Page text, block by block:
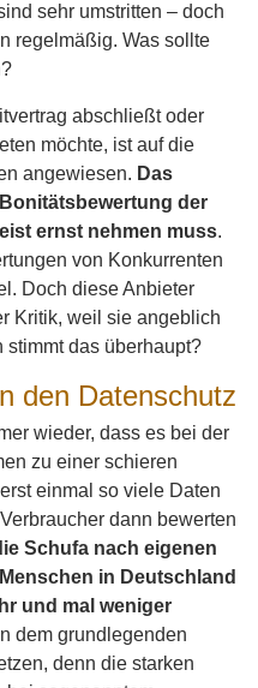
sehr umstritten – doch
regelmäßig. Was sollte
abschließt oder
möchte, ist auf die
angewiesen. Das
der
ernst nehmen muss.
von Konkurrenten
Doch diese Anbieter
Kritik, weil sie angeblich
stimmt das überhaupt?
den Datenschutz
wieder, dass es bei der
zu einer schieren
einmal so viele Daten
dann bewerten
Schufa nach eigenen
in Deutschland
und mal weniger
dem grundlegenden
denn die starken